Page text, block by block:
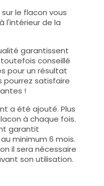
le flacon vous
l'intérieur de la
garantissent
conseillé
pour un résultat
pourrez satisfaire
!
a été ajouté. Plus
à chaque fois.
garantit
minimum 6 mois.
il sera nécessaire
son utilisation.